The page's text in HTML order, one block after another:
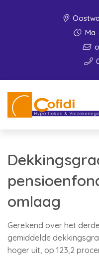
Ma
omlaag
Gerekend over het
gemiddelde
hoger uit, op 123,2